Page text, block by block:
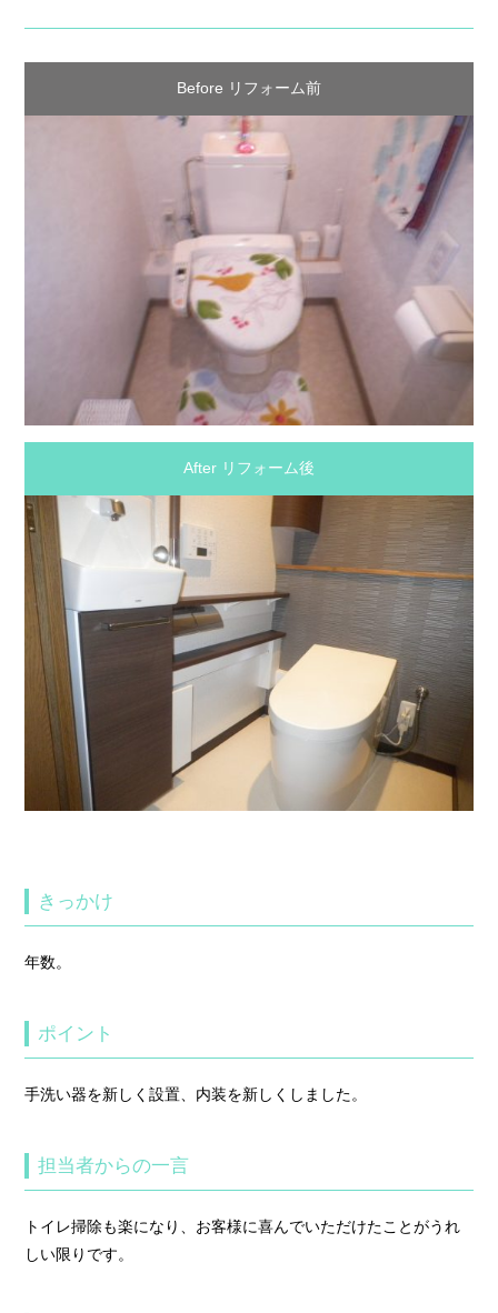
Before リフォーム前
After リフォーム後
きっかけ
年数。
ポイント
手洗い器を新しく設置、内装を新しくしました。
担当者からの一言
トイレ掃除も楽になり、お客様に喜んでいただけたことがうれ
しい限りです。